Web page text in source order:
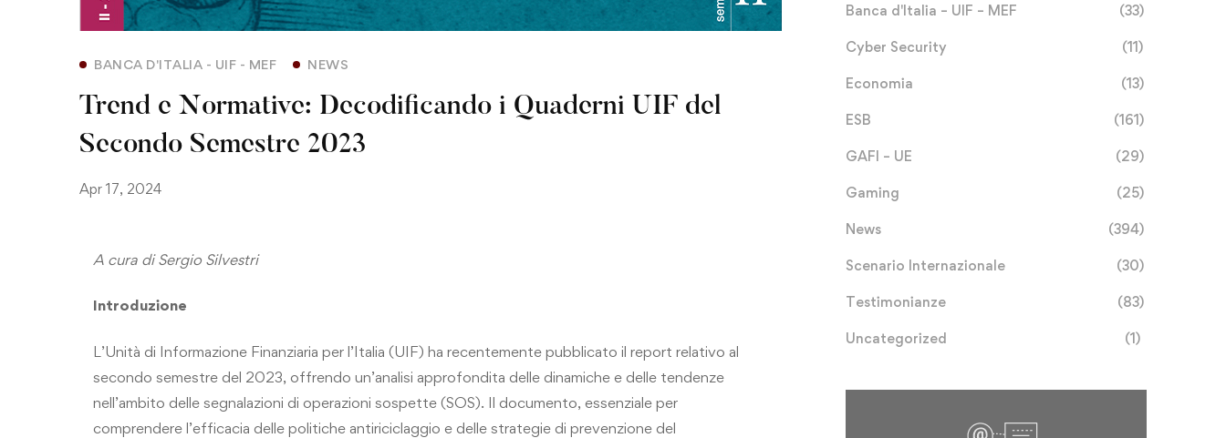
BANCA D'ITALIA - UIF - MEF NEWS
Trend e Normative: Decodificando i Quaderni UIF del
Secondo Semestre 2023
Apr 17, 2024
A cura di Sergio Silvestri
Introduzione
L’Unità di Informazione Finanziaria per l’Italia (UIF) ha recentemente pubblicato il report relativo al
secondo semestre del 2023, offrendo un’analisi approfondita delle dinamiche e delle tendenze
nell’ambito delle segnalazioni di operazioni sospette (SOS). Il documento, essenziale per
comprendere l’efficacia delle politiche antiriciclaggio e delle strategie di prevenzione del
Banca d'Italia – UIF – MEF (33)
Cyber Security (11)
Economia (13)
ESB (161)
GAFI – UE (29)
Gaming (25)
News (394)
Scenario Internazionale (30)
Testimonianze (83)
Uncategorized (1)